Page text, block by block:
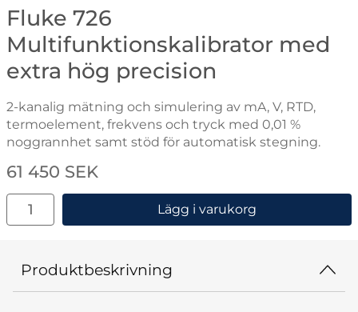
Gå till varumärkessidan för Fluke
Fluke 726
Multifunktionskalibrator med
extra hög precision
2-kanalig mätning och simulering av mA, V, RTD,
termoelement, frekvens och tryck med 0,01 %
noggrannhet samt stöd för automatisk stegning.
Handla denna produkt Fluke 726
pris
61 450 SEK
antal
Lägg i varukorg
Produktbeskrivning